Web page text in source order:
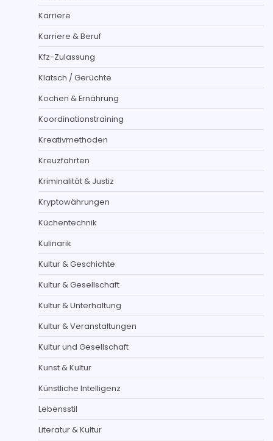
Karriere
Karriere & Beruf
Kfz-Zulassung
Klatsch / Gerüchte
Kochen & Ernährung
Koordinationstraining
Kreativmethoden
Kreuzfahrten
Kriminalität & Justiz
Kryptowährungen
Küchentechnik
Kulinarik
Kultur & Geschichte
Kultur & Gesellschaft
Kultur & Unterhaltung
Kultur & Veranstaltungen
Kultur und Gesellschaft
Kunst & Kultur
Künstliche Intelligenz
Lebensstil
Literatur & Kultur